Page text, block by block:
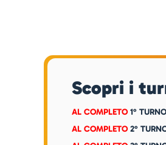
Scopri i
AL COMPLETO 1° TURNO
AL COMPLETO 2°